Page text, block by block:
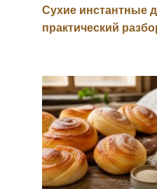
Сухие инстантные
практический